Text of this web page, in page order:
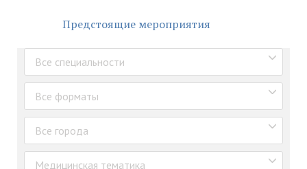
Предстоящие мероприятия
Все специальности
Все форматы
Все города
Медицинская тематика